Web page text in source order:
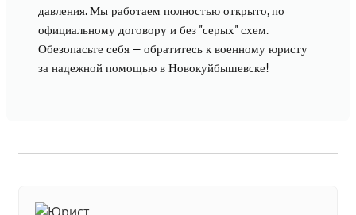
давления. Мы работаем полностью открыто, по
официальному договору и без "серых" схем.
Обезопасьте себя — обратитесь к военному юристу
за надежной помощью в Новокуйбышевске!